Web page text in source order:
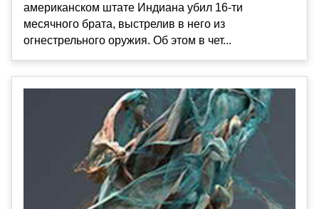
американском штате Индиана убил 16-ти
месячного брата, выстрелив в него из
огнестрельного оружия. Об этом в чет...